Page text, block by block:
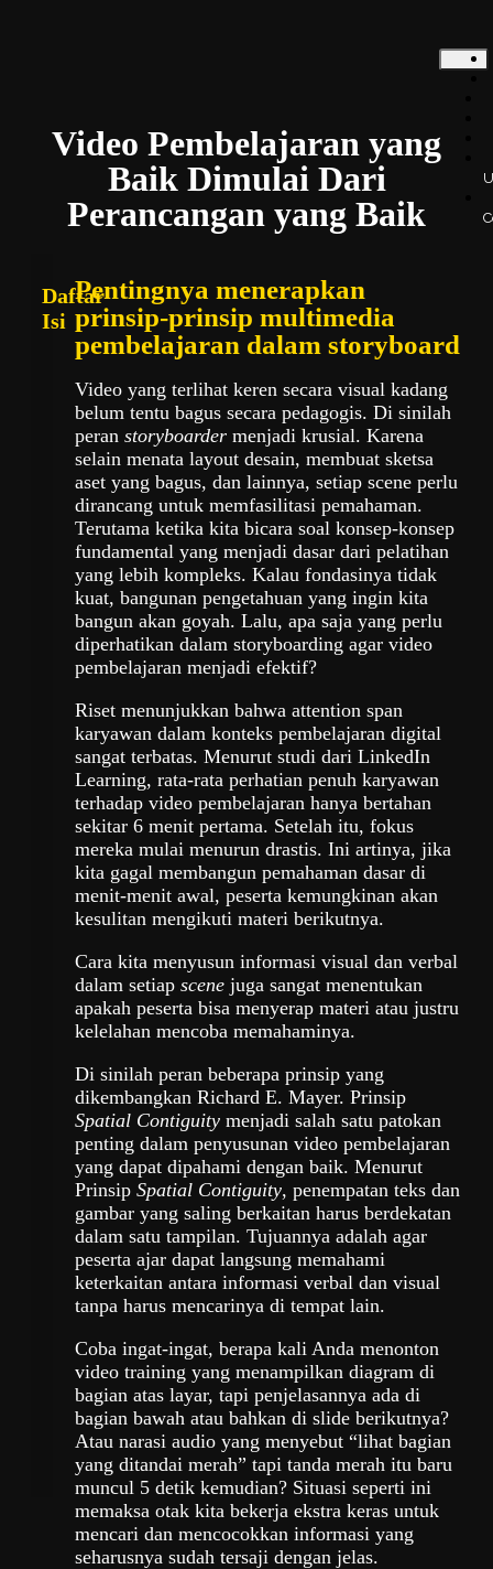
Video Pembelajaran yang
Baik Dimulai Dari
Perancangan yang Baik
Daftar
Isi
Pentingnya menerapkan
prinsip-prinsip multimedia
pembelajaran dalam storyboard
Video yang terlihat keren secara visual kadang
belum tentu bagus secara pedagogis. Di sinilah
peran storyboarder menjadi krusial. Karena
selain menata layout desain, membuat sketsa
aset yang bagus, dan lainnya, setiap scene perlu
dirancang untuk memfasilitasi pemahaman.
Terutama ketika kita bicara soal konsep-konsep
fundamental yang menjadi dasar dari pelatihan
yang lebih kompleks. Kalau fondasinya tidak
kuat, bangunan pengetahuan yang ingin kita
bangun akan goyah. Lalu, apa saja yang perlu
diperhatikan dalam storyboarding agar video
pembelajaran menjadi efektif?
Riset menunjukkan bahwa attention span
karyawan dalam konteks pembelajaran digital
sangat terbatas. Menurut studi dari LinkedIn
Learning, rata-rata perhatian penuh karyawan
terhadap video pembelajaran hanya bertahan
sekitar 6 menit pertama. Setelah itu, fokus
mereka mulai menurun drastis. Ini artinya, jika
kita gagal membangun pemahaman dasar di
menit-menit awal, peserta kemungkinan akan
kesulitan mengikuti materi berikutnya.
Cara kita menyusun informasi visual dan verbal
dalam setiap scene juga sangat menentukan
apakah peserta bisa menyerap materi atau justru
kelelahan mencoba memahaminya.
Di sinilah peran beberapa prinsip yang
dikembangkan Richard E. Mayer. Prinsip
Spatial Contiguity menjadi salah satu patokan
penting dalam penyusunan video pembelajaran
yang dapat dipahami dengan baik. Menurut
Prinsip Spatial Contiguity, penempatan teks dan
gambar yang saling berkaitan harus berdekatan
dalam satu tampilan. Tujuannya adalah agar
peserta ajar dapat langsung memahami
keterkaitan antara informasi verbal dan visual
tanpa harus mencarinya di tempat lain.
Coba ingat-ingat, berapa kali Anda menonton
video training yang menampilkan diagram di
bagian atas layar, tapi penjelasannya ada di
bagian bawah atau bahkan di slide berikutnya?
Atau narasi audio yang menyebut “lihat bagian
yang ditandai merah” tapi tanda merah itu baru
muncul 5 detik kemudian? Situasi seperti ini
memaksa otak kita bekerja ekstra keras untuk
mencari dan mencocokkan informasi yang
seharusnya sudah tersaji dengan jelas.